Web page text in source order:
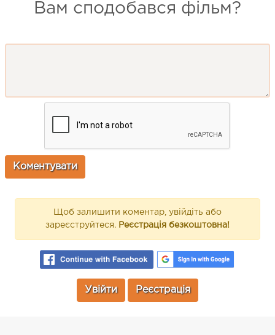
Вам сподобався фільм?
Щоб залишити коментар, увійдіть або
зареєструйтеся. Реєстрація безкоштовна!
Увійти Реєстрація